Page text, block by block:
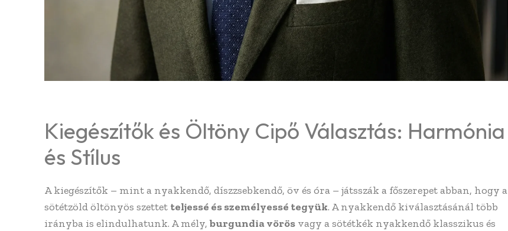
Kiegészítők és Öltöny Cipő Választás: Harmónia
és Stílus
A kiegészítők – mint a nyakkendő, díszzsebkendő, öv és óra – játsszák a főszerepet abban, hogy a
sötétzöld öltönyös szettet teljessé és személyessé tegyük. A nyakkendő kiválasztásánál több
irányba is elindulhatunk. A mély, burgundia vörös vagy a sötétkék nyakkendő klasszikus és